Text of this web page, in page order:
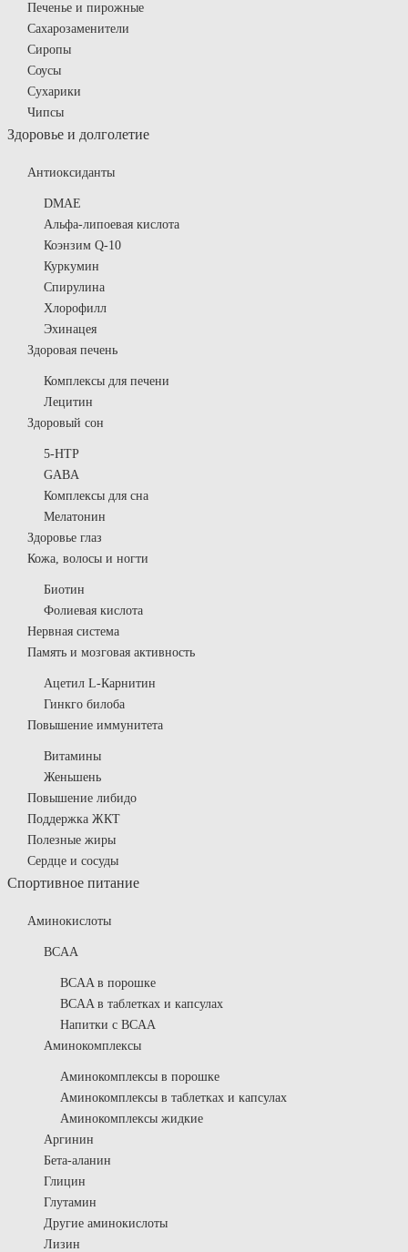
Печенье и пирожные
Сахарозаменители
Сиропы
Соусы
Сухарики
Чипсы
Здоровье и долголетие
Антиоксиданты
DMAE
Альфа-липоевая кислота
Коэнзим Q-10
Куркумин
Спирулина
Хлорофилл
Эхинацея
Здоровая печень
Комплексы для печени
Лецитин
Здоровый сон
5-HTP
GABA
Комплексы для сна
Мелатонин
Здоровье глаз
Кожа, волосы и ногти
Биотин
Фолиевая кислота
Нервная система
Память и мозговая активность
Ацетил L-Карнитин
Гинкго билоба
Повышение иммунитета
Витамины
Женьшень
Повышение либидо
Поддержка ЖКТ
Полезные жиры
Сердце и сосуды
Спортивное питание
Аминокислоты
BCAA
BCAA в порошке
BCAA в таблетках и капсулах
Напитки с BCAA
Аминокомплексы
Аминокомплексы в порошке
Аминокомплексы в таблетках и капсулах
Аминокомплексы жидкие
Аргинин
Бета-аланин
Глицин
Глутамин
Другие аминокислоты
Лизин